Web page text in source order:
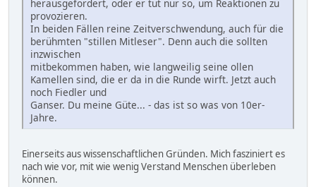
herausgefordert, oder er tut nur so, um Reaktionen zu
provozieren.
In beiden Fällen reine Zeitverschwendung, auch für die
berühmten "stillen Mitleser". Denn auch die sollten
inzwischen
mitbekommen haben, wie langweilig seine ollen
Kamellen sind, die er da in die Runde wirft. Jetzt auch
noch Fiedler und
Ganser. Du meine Güte... - das ist so was von 10er-
Jahre.
Einerseits aus wissenschaftlichen Gründen. Mich fasziniert es
nach wie vor, mit wie wenig Verstand Menschen überleben
können.